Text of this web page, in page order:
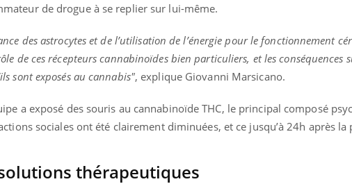
de drogue à se replier sur lui-même.
des astrocytes et de l’utilisation de l’énergie pour le fonctionnement
de ces récepteurs cannabinoïdes bien particuliers, et les conséquences
sont exposés au cannabis", explique Giovanni Marsicano.
a exposé des souris au cannabinoïde THC, le principal composé
sociales ont été clairement diminuées, et ce jusqu’à 24h après la
thérapeutiques
: se Youtube
Diabète & Ramadan 2026Youtube
Le Ramadan approche, et, pour de
nombreuses personnes atteintes de
diabète, c'est une période de questions, de
Youtube
Un « jumeau
préventive
Un établissement